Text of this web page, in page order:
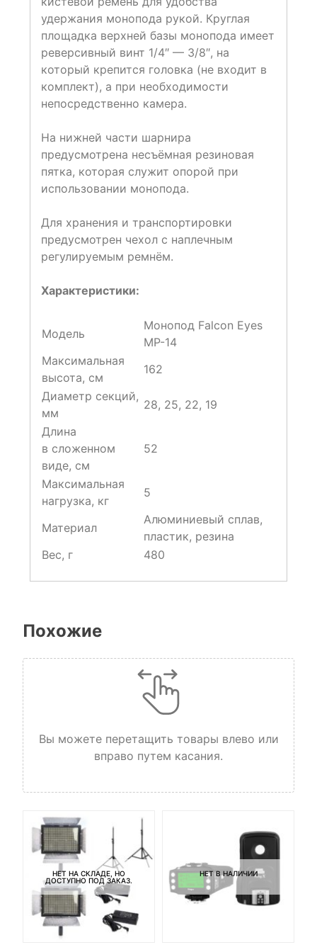
удержания монопода рукой. Круглая
площадка верхней базы монопода имеет
реверсивный винт 1/4″ — 3/8″, на
который крепится головка (не входит в
комплект), а при необходимости
непосредственно камера.
На нижней части шарнира
предусмотрена несъёмная резиновая
пятка, которая служит опорой при
использовании монопода.
Для хранения и транспортировки
предусмотрен чехол с наплечным
регулируемым ремнём.
Характеристики:
Модель
Монопод Falcon Eyes
MP-14
Максимальная
высота, см
162
Диаметр секций,
мм
28, 25, 22, 19
Длина
в сложенном
виде, см
52
Максимальная
нагрузка, кг
5
Материал
Алюминиевый сплав,
пластик, резина
Вес, г
480
Похожие
Вы можете перетащить товары влево или
вправо путем касания.
НЕТ НА СКЛАДЕ, НО
ДОСТУПНО ПОД ЗАКАЗ.
НЕТ В НАЛИЧИИ